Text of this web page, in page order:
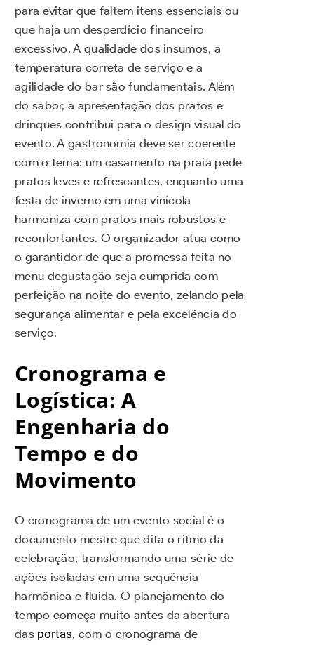
para evitar que faltem itens essenciais ou
que haja um desperdício financeiro
excessivo. A qualidade dos insumos, a
temperatura correta de serviço e a
agilidade do bar são fundamentais. Além
do sabor, a apresentação dos pratos e
drinques contribui para o design visual do
evento. A gastronomia deve ser coerente
com o tema: um casamento na praia pede
pratos leves e refrescantes, enquanto uma
festa de inverno em uma vinícola
harmoniza com pratos mais robustos e
reconfortantes. O organizador atua como
o garantidor de que a promessa feita no
menu degustação seja cumprida com
perfeição na noite do evento, zelando pela
segurança alimentar e pela excelência do
serviço.
Cronograma e
Logística: A
Engenharia do
Tempo e do
Movimento
O cronograma de um evento social é o
documento mestre que dita o ritmo da
celebração, transformando uma série de
ações isoladas em uma sequência
harmônica e fluida. O planejamento do
tempo começa muito antes da abertura
das portas, com o cronograma de